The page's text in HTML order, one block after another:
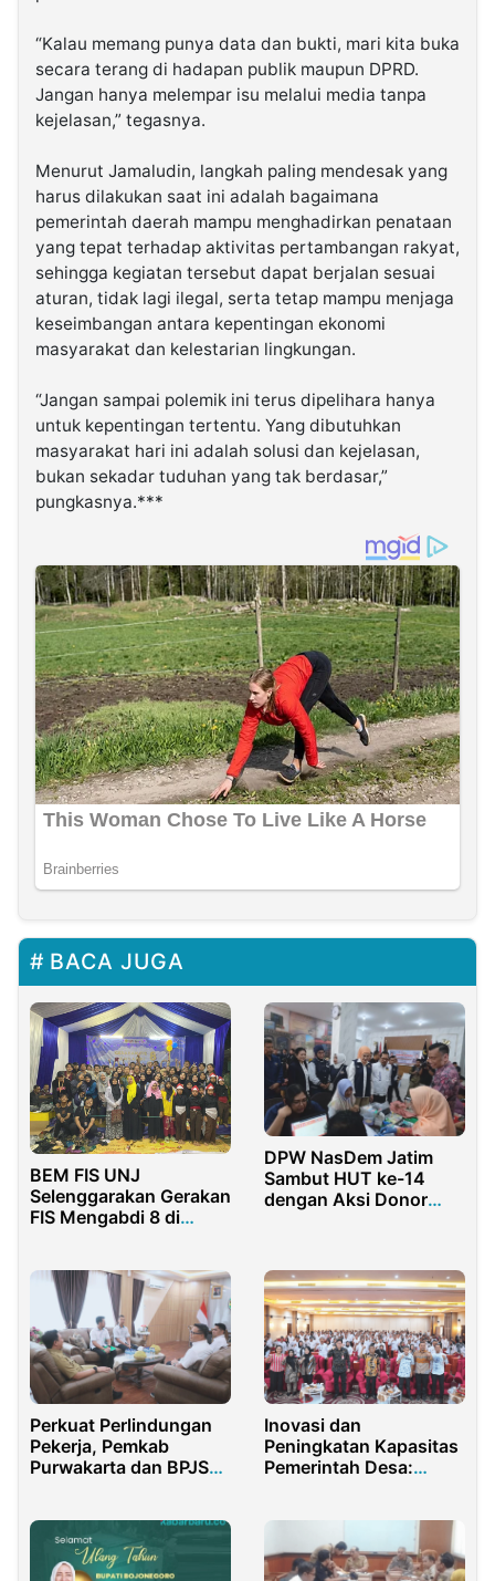
‎“Kalau memang punya data dan bukti, mari kita buka
secara terang di hadapan publik maupun DPRD.
Jangan hanya melempar isu melalui media tanpa
kejelasan,” tegasnya.
‎Menurut Jamaludin, langkah paling mendesak yang
harus dilakukan saat ini adalah bagaimana
pemerintah daerah mampu menghadirkan penataan
yang tepat terhadap aktivitas pertambangan rakyat,
sehingga kegiatan tersebut dapat berjalan sesuai
aturan, tidak lagi ilegal, serta tetap mampu menjaga
keseimbangan antara kepentingan ekonomi
masyarakat dan kelestarian lingkungan.
‎“Jangan sampai polemik ini terus dipelihara hanya
untuk kepentingan tertentu. Yang dibutuhkan
masyarakat hari ini adalah solusi dan kejelasan,
bukan sekadar tuduhan yang tak berdasar,”
pungkasnya.***
BACA JUGA
BEM FIS UNJ
Selenggarakan Gerakan
FIS Mengabdi 8 di
DPW NasDem Jatim
Sambut HUT ke-14
dengan Aksi Donor
Perkuat Perlindungan
Pekerja, Pemkab
Purwakarta dan BPJS
Inovasi dan
Peningkatan Kapasitas
Pemerintah Desa: